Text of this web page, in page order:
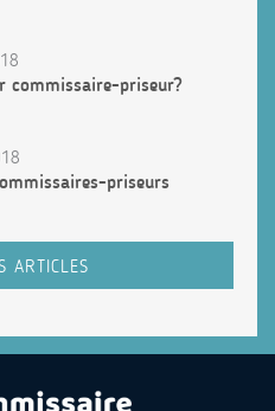
commissaire-priseur?
priseurs
ARTICLES